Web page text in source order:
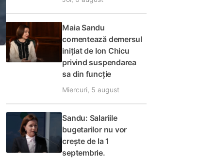
Maia Sandu
comentează demersul
inițiat de Ion Chicu
privind suspendarea
sa din funcție
Miercuri, 5 august
Sandu: Salariile
bugetarilor nu vor
crește de la 1
septembrie.